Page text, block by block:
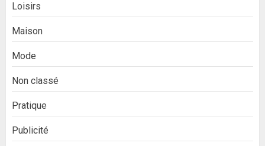
Loisirs
Maison
Mode
Non classé
Pratique
Publicité